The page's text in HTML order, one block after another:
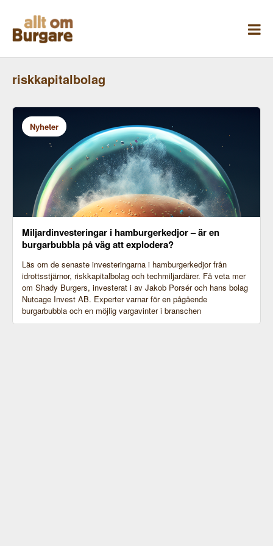
innehåll
riskkapitalbolag
Nyheter
Miljardinvesteringar i hamburgerkedjor – är en
burgarbubbla på väg att explodera?
Läs om de senaste investeringarna i hamburgerkedjor från
idrottsstjärnor, riskkapitalbolag och techmiljardärer. Få veta mer
om Shady Burgers, investerat i av Jakob Porsér och hans bolag
Nutcage Invest AB. Experter varnar för en pågående
burgarbubbla och en möjlig vargavinter i branschen